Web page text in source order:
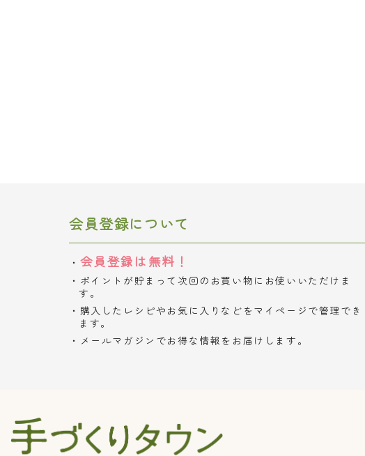
会員登録について
会員登録は無料！
ポイントが貯まって次回のお買い物にお使いいただけま
す。
購入したレシピやお気に入りなどをマイページで管理でき
ます。
メールマガジンでお得な情報をお届けします。